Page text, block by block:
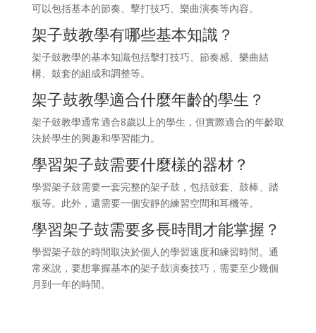
可以包括基本的節奏、擊打技巧、樂曲演奏等內容。
架子鼓教學有哪些基本知識？
架子鼓教學的基本知識包括擊打技巧、節奏感、樂曲結
構、鼓套的組成和調整等。
架子鼓教學適合什麼年齡的學生？
架子鼓教學通常適合8歲以上的學生，但實際適合的年齡取
決於學生的興趣和學習能力。
學習架子鼓需要什麼樣的器材？
學習架子鼓需要一套完整的架子鼓，包括鼓套、鼓棒、踏
板等。此外，還需要一個安靜的練習空間和耳機等。
學習架子鼓需要多長時間才能掌握？
學習架子鼓的時間取決於個人的學習速度和練習時間。通
常來說，要想掌握基本的架子鼓演奏技巧，需要至少幾個
月到一年的時間。